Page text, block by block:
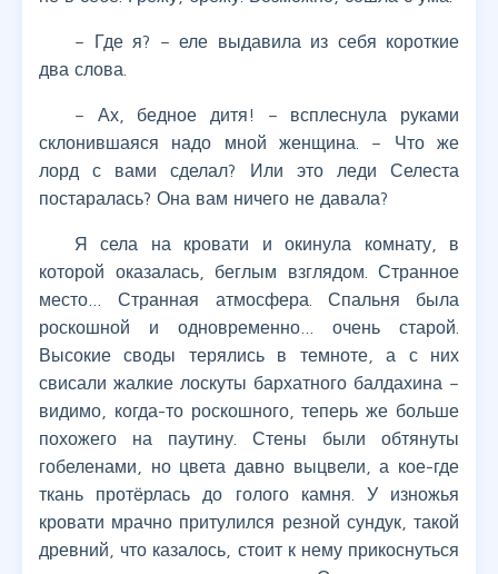
– Где я? – еле выдавила из себя короткие
два слова.
– Ах, бедное дитя! – всплеснула руками
склонившаяся надо мной женщина. – Что же
лорд с вами сделал? Или это леди Селеста
постаралась? Она вам ничего не давала?
Я села на кровати и окинула комнату, в
которой оказалась, беглым взглядом. Странное
место… Странная атмосфера. Спальня была
роскошной и одновременно… очень старой.
Высокие своды терялись в темноте, а с них
свисали жалкие лоскуты бархатного балдахина –
видимо, когда-то роскошного, теперь же больше
похожего на паутину. Стены были обтянуты
гобеленами, но цвета давно выцвели, а кое-где
ткань протёрлась до голого камня. У изножья
кровати мрачно притулился резной сундук, такой
древний, что казалось, стоит к нему прикоснуться